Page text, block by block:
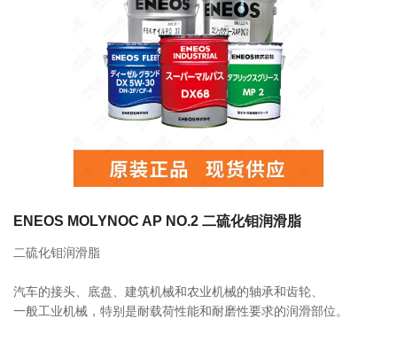
0755-86192801
18207556558
q1508@126.COM
深圳市南山区前海路振业国际商务中心21楼2102
FS2-7 700ml 249063 LUBE润滑脂
FS2-4 400ml 249053 LUBE润滑脂
脂
ENEOS MOLYNOC AP NO.2 二硫化钼润滑脂
二硫化钼润滑脂
汽车的接头、底盘、建筑机械和农业机械的轴承和齿轮、
一般工业机械，特别是耐载荷性能和耐磨性要求的润滑部位。